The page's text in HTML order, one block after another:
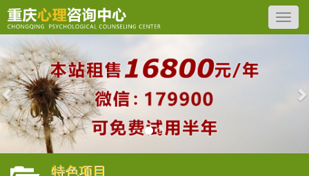
Previous
特色项目